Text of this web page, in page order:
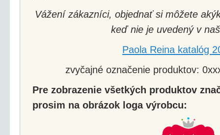
Vážení zákazníci, objednať si môžete
keď nie je uvedený v
Paola Reina katalóg
zvyčajné označenie produktov:
Pre zobrazenie všetkých produktov
prosim na obrázok loga výrobcu: